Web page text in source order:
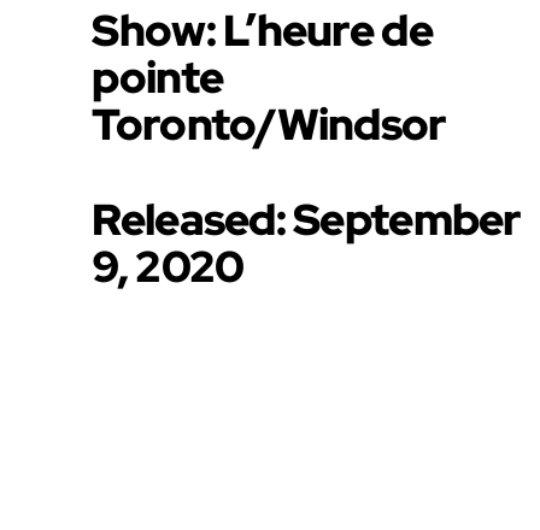
Show: L’heure de
pointe
Toronto/Windsor
Released: September
9, 2020